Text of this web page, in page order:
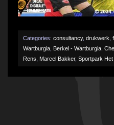
Categories: consultancy, drukwerk
Wartburgia Berkel - Wartburgia
Rens
Marcel Bakker, Sportpark